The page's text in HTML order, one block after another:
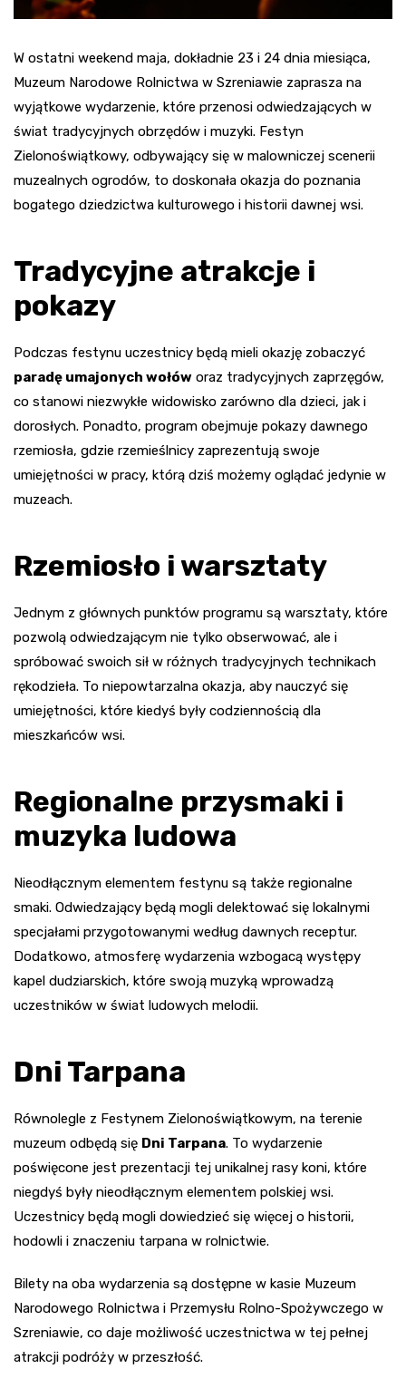
W ostatni weekend maja, dokładnie 23 i 24 dnia miesiąca,
Muzeum Narodowe Rolnictwa w Szreniawie zaprasza na
wyjątkowe wydarzenie, które przenosi odwiedzających w
świat tradycyjnych obrzędów i muzyki. Festyn
Zielonoświątkowy, odbywający się w malowniczej scenerii
muzealnych ogrodów, to doskonała okazja do poznania
bogatego dziedzictwa kulturowego i historii dawnej wsi.
Tradycyjne atrakcje i
pokazy
Podczas festynu uczestnicy będą mieli okazję zobaczyć
paradę umajonych wołów oraz tradycyjnych zaprzęgów,
co stanowi niezwykłe widowisko zarówno dla dzieci, jak i
dorosłych. Ponadto, program obejmuje pokazy dawnego
rzemiosła, gdzie rzemieślnicy zaprezentują swoje
umiejętności w pracy, którą dziś możemy oglądać jedynie w
muzeach.
Rzemiosło i warsztaty
Jednym z głównych punktów programu są warsztaty, które
pozwolą odwiedzającym nie tylko obserwować, ale i
spróbować swoich sił w różnych tradycyjnych technikach
rękodzieła. To niepowtarzalna okazja, aby nauczyć się
umiejętności, które kiedyś były codziennością dla
mieszkańców wsi.
Regionalne przysmaki i
muzyka ludowa
Nieodłącznym elementem festynu są także regionalne
smaki. Odwiedzający będą mogli delektować się lokalnymi
specjałami przygotowanymi według dawnych receptur.
Dodatkowo, atmosferę wydarzenia wzbogacą występy
kapel dudziarskich, które swoją muzyką wprowadzą
uczestników w świat ludowych melodii.
Dni Tarpana
Równolegle z Festynem Zielonoświątkowym, na terenie
muzeum odbędą się Dni Tarpana. To wydarzenie
poświęcone jest prezentacji tej unikalnej rasy koni, które
niegdyś były nieodłącznym elementem polskiej wsi.
Uczestnicy będą mogli dowiedzieć się więcej o historii,
hodowli i znaczeniu tarpana w rolnictwie.
Bilety na oba wydarzenia są dostępne w kasie Muzeum
Narodowego Rolnictwa i Przemysłu Rolno-Spożywczego w
Szreniawie, co daje możliwość uczestnictwa w tej pełnej
atrakcji podróży w przeszłość.